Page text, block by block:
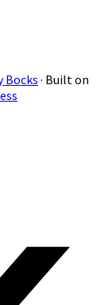
Bocks· Built on